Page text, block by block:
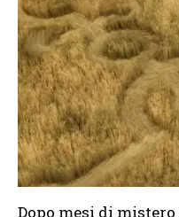
Dopo mesi di